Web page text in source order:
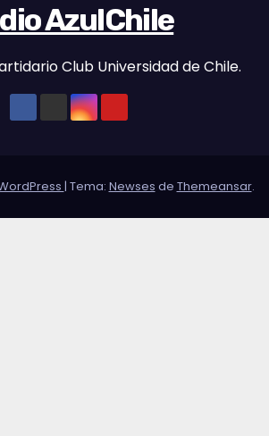
AzulChile
Club Universidad de Chile.
| Tema: Newses de Themeansar.